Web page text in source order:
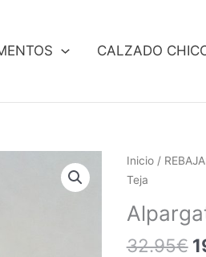
CALZADO
Inicio/
Teja
32.95€
Alpargata
Corina
cantidad